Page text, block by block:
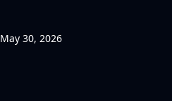
May 30, 2026